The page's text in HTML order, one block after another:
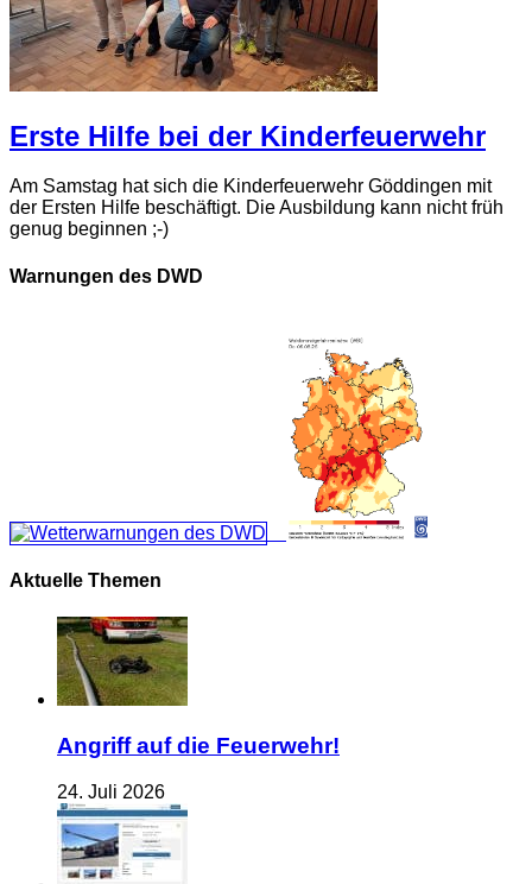
Erste Hilfe bei der Kinderfeuerwehr
Am Samstag hat sich die Kinderfeuerwehr Göddingen mit
der Ersten Hilfe beschäftigt. Die Ausbildung kann nicht früh
genug beginnen ;-)
Warnungen des DWD
Aktuelle Themen
Angriff auf die Feuerwehr!
24. Juli 2026